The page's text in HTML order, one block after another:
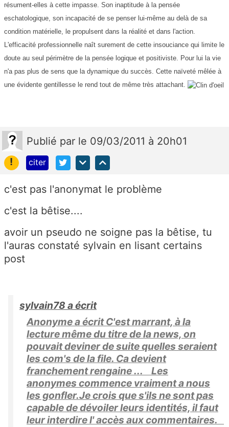
résument-elles à cette impasse. Son inaptitude à la pensée
eschatologique, son incapacité de se penser lui-même au delà de sa
condition matérielle, le propulsent dans la réalité et dans l'action.
L'efficacité professionnelle naît surement de cette insouciance qui limite le
doute au seul périmètre de la pensée logique et positiviste. Pour lui la vie
n'a pas plus de sens que la dynamique du succès. Cette naïveté mêlée à
une évidente gentillesse le rend tout de même très attachant.
Publié par le 09/03/2011 à 20h01
!
citer
c'est pas l'anonymat le problème
c'est la bêtise....
avoir un pseudo ne soigne pas la bêtise, tu
l'auras constaté sylvain en lisant certains
post
sylvain78 a écrit
Anonyme a écrit C'est marrant, à la
lecture même du titre de la news, on
pouvait deviner de suite quelles seraient
les com's de la file. Ca devient
franchement rengaine ... Les
anonymes commence vraiment a nous
les gonfler.Je crois que s'ils ne sont pas
capable de dévoiler leurs identités, il faut
leur interdire l' accès aux commentaires.